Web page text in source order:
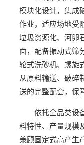
模块化设计，集成
作业，适应场地受
垃圾资源化、河卵
面，配备振动式筛
轮式洗砂机、螺旋
从原料输送、破碎
送的完整配套，保
依托全品类设
料特性、产量规模
兼顾固定式高产生